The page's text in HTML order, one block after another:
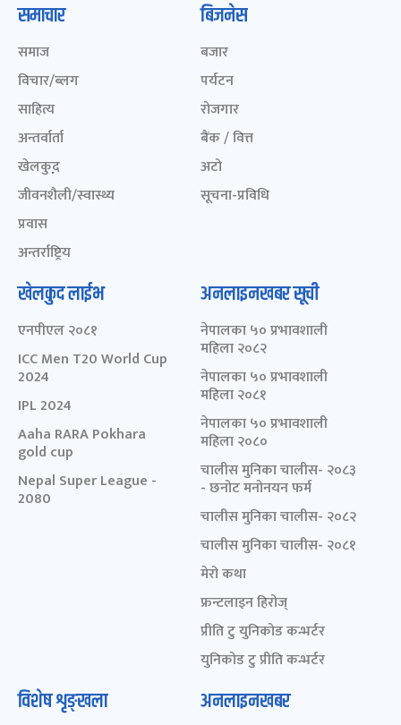
समाचार
समाज
विचार/ब्लग
साहित्य
अन्तर्वार्ता
खेलकुद़़
जीवनशैली/स्वास्थ्य
प्रवास
अन्तर्राष्ट्रिय
बिजनेस
बजार
पर्यटन
रोजगार
बैंक / वित्त
अटो
सूचना-प्रविधि
खेलकुद लाईभ
एनपीएल २०८१
ICC Men T20 World Cup
2024
IPL 2024
Aaha RARA Pokhara
gold cup
Nepal Super League -
2080
अनलाइनखबर सूची
नेपालका ५० प्रभावशाली
महिला २०८२
नेपालका ५० प्रभावशाली
महिला २०८१
नेपालका ५० प्रभावशाली
महिला २०८०
चालीस मुनिका चालीस- २०८३
- छनोट मनोनयन फर्म
चालीस मुनिका चालीस- २०८२
चालीस मुनिका चालीस- २०८१
मेरो कथा
फ्रन्टलाइन हिरोज्
प्रीति टु युनिकोड कन्भर्टर
युनिकोड टु प्रीति कन्भर्टर
विशेष शृङ्खला अनलाइनखबर